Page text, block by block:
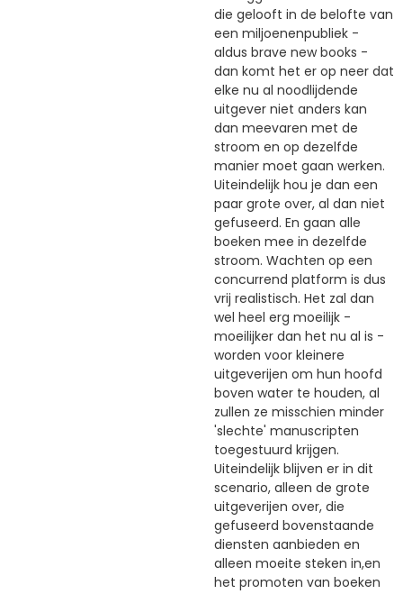
die gelooft in de belofte van
een miljoenenpubliek -
aldus brave new books -
dan komt het er op neer dat
elke nu al noodlijdende
uitgever niet anders kan
dan meevaren met de
stroom en op dezelfde
manier moet gaan werken.
Uiteindelijk hou je dan een
paar grote over, al dan niet
gefuseerd. En gaan alle
boeken mee in dezelfde
stroom. Wachten op een
concurrend platform is dus
vrij realistisch. Het zal dan
wel heel erg moeilijk -
moeilijker dan het nu al is -
worden voor kleinere
uitgeverijen om hun hoofd
boven water te houden, al
zullen ze misschien minder
'slechte' manuscripten
toegestuurd krijgen.
Uiteindelijk blijven er in dit
scenario, alleen de grote
uitgeverijen over, die
gefuseerd bovenstaande
diensten aanbieden en
alleen moeite steken in,en
het promoten van boeken